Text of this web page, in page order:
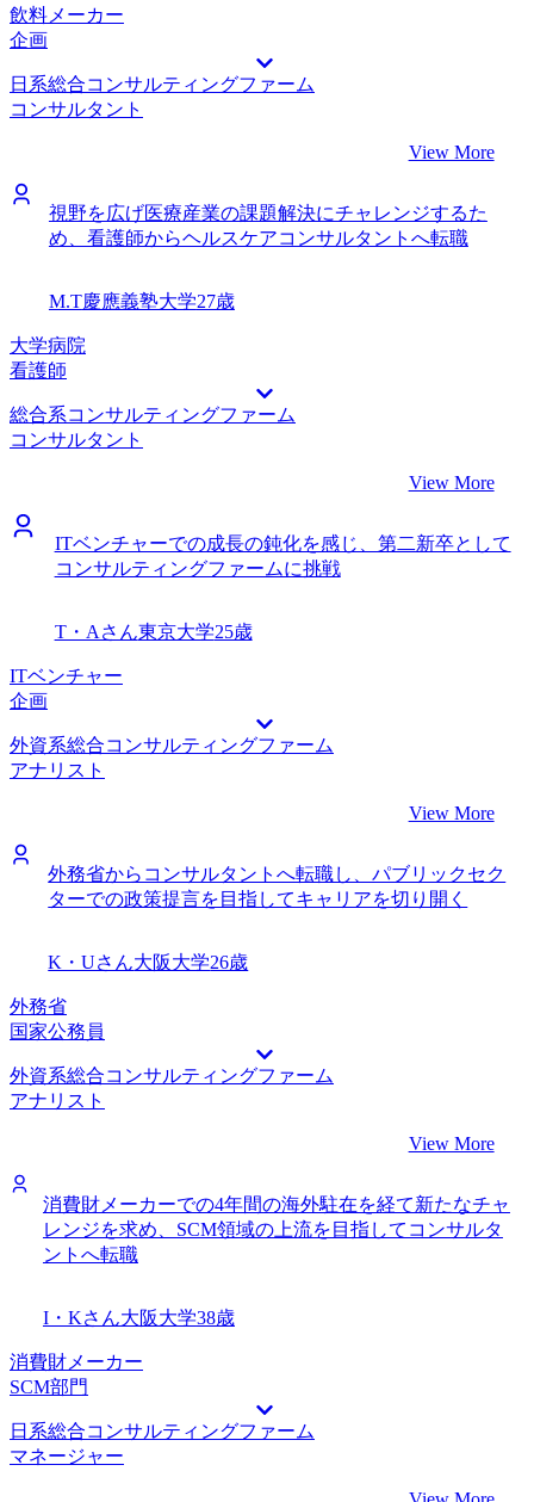
飲料メーカー
企画
日系総合コンサルティングファーム
コンサルタント
View More
視野を広げ医療産業の課題解決にチャレンジするた
め、看護師からヘルスケアコンサルタントへ転職
M.T慶應義塾大学27歳
大学病院
看護師
総合系コンサルティングファーム
コンサルタント
View More
ITベンチャーでの成長の鈍化を感じ、第二新卒として
コンサルティングファームに挑戦
T・Aさん東京大学25歳
ITベンチャー
企画
外資系総合コンサルティングファーム
アナリスト
View More
外務省からコンサルタントへ転職し、パブリックセク
ターでの政策提言を目指してキャリアを切り開く
K・Uさん大阪大学26歳
外務省
国家公務員
外資系総合コンサルティングファーム
アナリスト
View More
消費財メーカーでの4年間の海外駐在を経て新たなチャ
レンジを求め、SCM領域の上流を目指してコンサルタ
ントへ転職
I・Kさん大阪大学38歳
消費財メーカー
SCM部門
日系総合コンサルティングファーム
マネージャー